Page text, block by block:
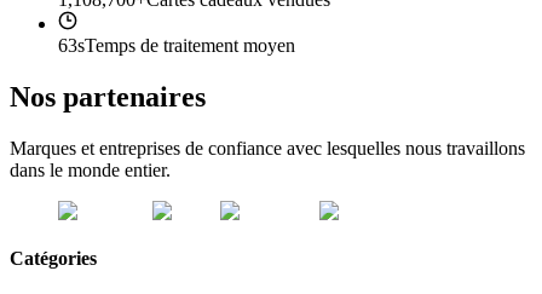
63sTemps de traitement moyen
Nos partenaires
Marques et entreprises de confiance avec lesquelles nous travaillons
dans le monde entier.
Catégories